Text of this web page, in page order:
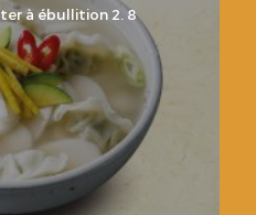
à ébullition 2. 8